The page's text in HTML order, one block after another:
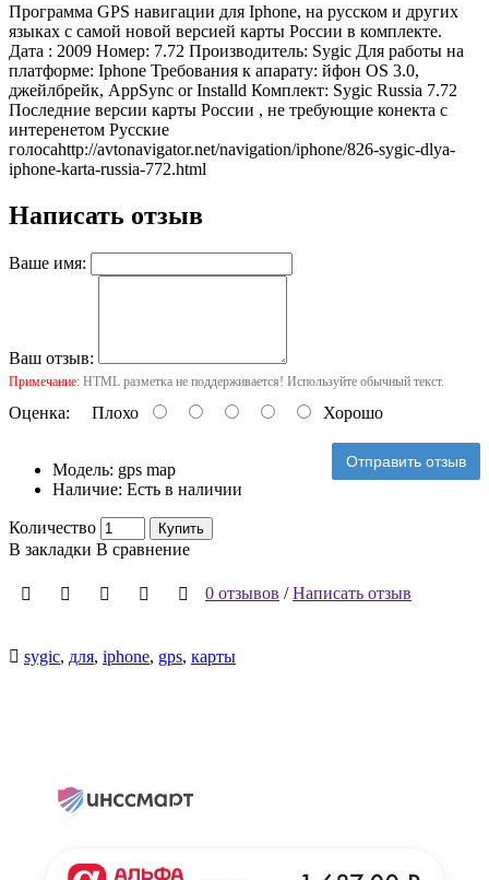
Программа GPS навигации для Iphone, на русском и других
языках с самой новой версией карты России в комплекте.
Дата : 2009 Номер: 7.72 Производитель: Sygic Для работы на
платформе: Iphone Требования к апарату: йфон OS 3.0,
джейлбрейк, AppSync or Installd Комплект: Sygic Russia 7.72
Последние версии карты России , не требующие конекта с
интеренетом Русские
голосаhttp://avtonavigator.net/navigation/iphone/826-sygic-dlya-
iphone-karta-russia-772.html
Написать отзыв
Ваше имя:
Ваш отзыв:
Примечание: HTML разметка не поддерживается! Используйте обычный текст.
Оценка: Плохо Хорошо
Отправить отзыв
Модель: gps map
Наличие: Есть в наличии
Количество Купить
В закладки В сравнение
0 отзывов /Написать отзыв
sygic, для, iphone, gps, карты